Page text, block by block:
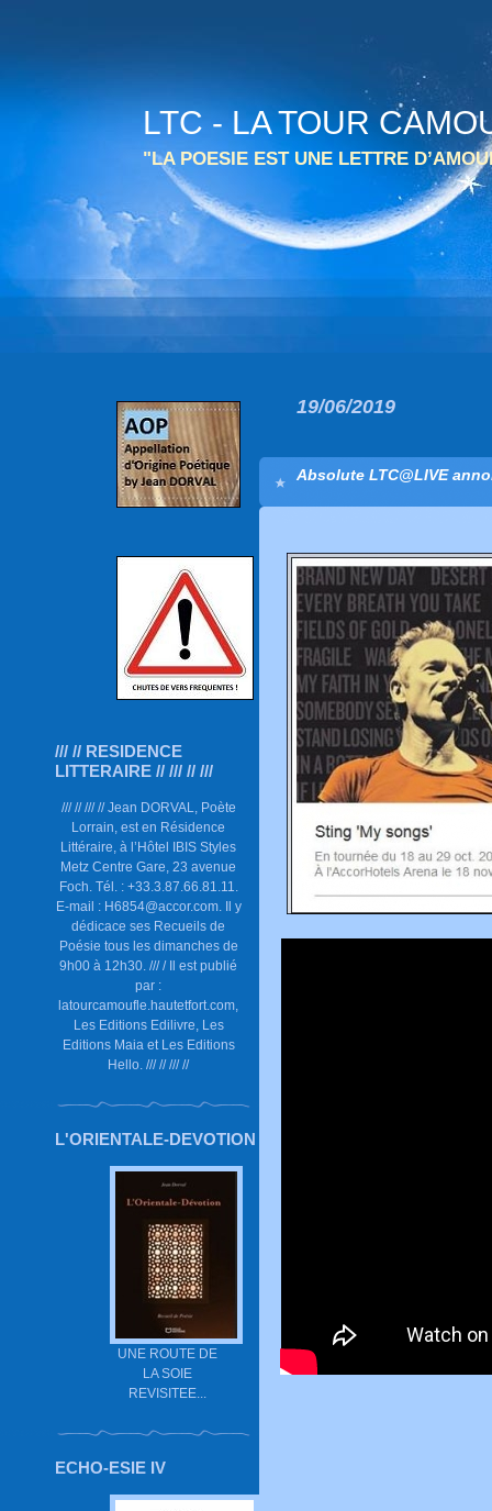
LTC - LA TOUR
"LA POESIE EST UNE LETTRE
/// // RESIDENCE
LITTERAIRE // /// // ///
/// // /// // Jean DORVAL, Poète
Lorrain, est en Résidence
Littéraire, à l’Hôtel IBIS Styles
Metz Centre Gare, 23 avenue
Foch. Tél. : +33.3.87.66.81.11.
E-mail : H6854@accor.com. Il y
dédicace ses Recueils de
Poésie tous les dimanches de
9h00 à 12h30. /// / Il est publié
par :
latourcamoufle.hautetfort.com,
Les Editions Edilivre, Les
Editions Maia et Les Editions
Hello. /// // /// //
L'ORIENTALE-DEVOTION
UNE ROUTE DE
LA SOIE
REVISITEE...
ECHO-ESIE IV
19/06/2019
Absolute LTC@LIVE